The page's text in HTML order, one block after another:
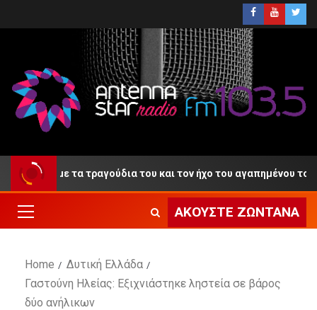
με τα τραγούδια του και τον ήχο του αγαπημένου του
ΑΚΟΎΣΤΕ ΖΩΝΤΑΝΆ
Home
Δυτική Ελλάδα
Γαστούνη Ηλείας: Εξιχνιάστηκε ληστεία σε βάρος
δύο ανήλικων